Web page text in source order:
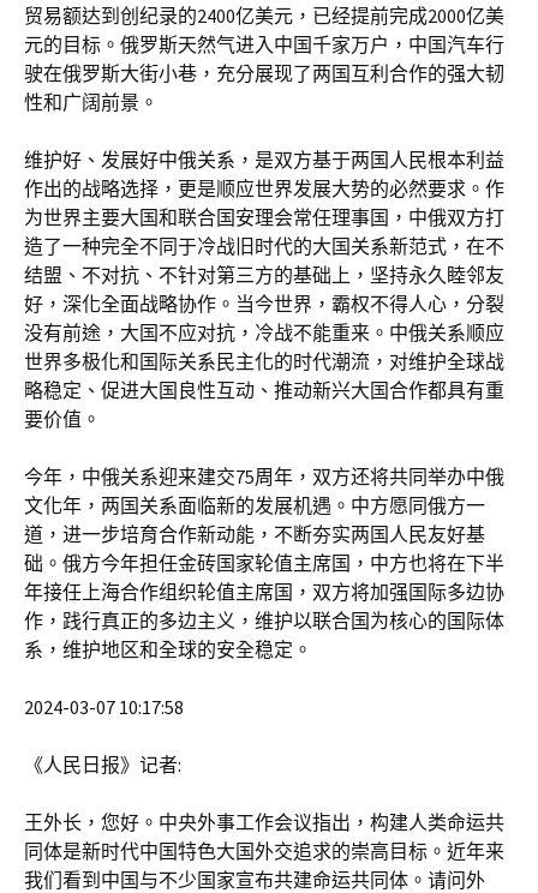
贸易额达到创纪录的2400亿美元，已经提前完成2000亿美
元的目标。俄罗斯天然气进入中国千家万户，中国汽车行
驶在俄罗斯大街小巷，充分展现了两国互利合作的强大韧
性和广阔前景。
维护好、发展好中俄关系，是双方基于两国人民根本利益
作出的战略选择，更是顺应世界发展大势的必然要求。作
为世界主要大国和联合国安理会常任理事国，中俄双方打
造了一种完全不同于冷战旧时代的大国关系新范式，在不
结盟、不对抗、不针对第三方的基础上，坚持永久睦邻友
好，深化全面战略协作。当今世界，霸权不得人心，分裂
没有前途，大国不应对抗，冷战不能重来。中俄关系顺应
世界多极化和国际关系民主化的时代潮流，对维护全球战
略稳定、促进大国良性互动、推动新兴大国合作都具有重
要价值。
今年，中俄关系迎来建交75周年，双方还将共同举办中俄
文化年，两国关系面临新的发展机遇。中方愿同俄方一
道，进一步培育合作新动能，不断夯实两国人民友好基
础。俄方今年担任金砖国家轮值主席国，中方也将在下半
年接任上海合作组织轮值主席国，双方将加强国际多边协
作，践行真正的多边主义，维护以联合国为核心的国际体
系，维护地区和全球的安全稳定。
2024-03-07 10:17:58
《人民日报》记者:
王外长，您好。中央外事工作会议指出，构建人类命运共
同体是新时代中国特色大国外交追求的崇高目标。近年来
我们看到中国与不少国家宣布共建命运共同体。请问外